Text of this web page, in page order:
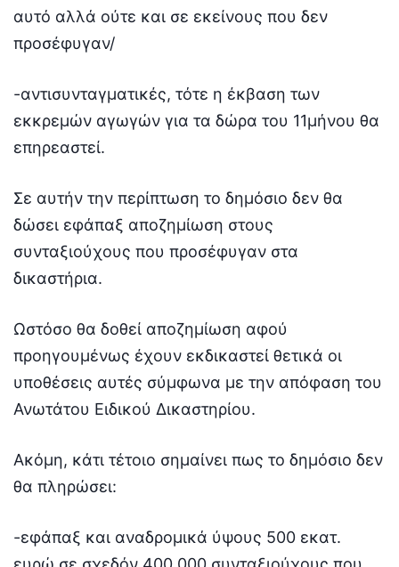
αυτό αλλά ούτε και σε εκείνους που δεν
προσέφυγαν/
-αντισυνταγματικές, τότε η έκβαση των
εκκρεμών αγωγών για τα δώρα του 11μήνου θα
επηρεαστεί.
Σε αυτήν την περίπτωση το δημόσιο δεν θα
δώσει εφάπαξ αποζημίωση στους
συνταξιούχους που προσέφυγαν στα
δικαστήρια.
Ωστόσο θα δοθεί αποζημίωση αφού
προηγουμένως έχουν εκδικαστεί θετικά οι
υποθέσεις αυτές σύμφωνα με την απόφαση του
Ανωτάτου Ειδικού Δικαστηρίου.
Ακόμη, κάτι τέτοιο σημαίνει πως το δημόσιο δεν
θα πληρώσει:
-εφάπαξ και αναδρομικά ύψους 500 εκατ.